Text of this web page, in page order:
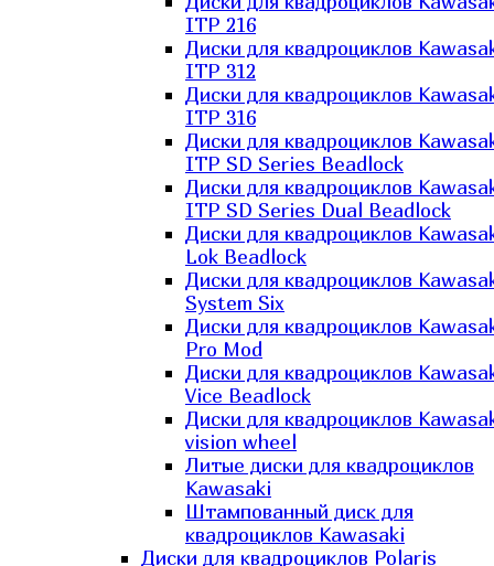
ITP 216
Диски для квадроциклов
ITP 312
Диски для квадроциклов
ITP 316
Диски для квадроциклов
ITP SD Series Beadlock
Диски для квадроциклов
ITP SD Series Dual Beadlock
Диски для квадроциклов
Lok Beadlock
Диски для квадроциклов
System Six
Диски для квадроциклов
Pro Mod
Диски для квадроциклов
Vice Beadlock
Диски для квадроциклов
vision wheel
Литые диски для квадроциклов
Kawasaki​
Штампованный диск для
квадроциклов Kawasaki​
Диски для квадроциклов Polaris